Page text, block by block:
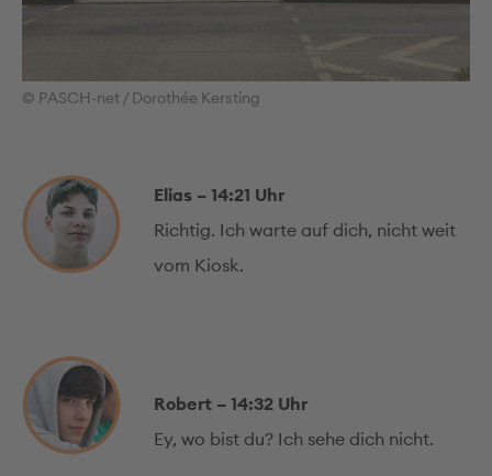
© PASCH-net / Dorothée Kersting
Elias – 14:21 Uhr
Richtig. Ich warte auf dich, nicht weit
vom Kiosk.
Robert – 14:32 Uhr
Ey, wo bist du? Ich sehe dich nicht.